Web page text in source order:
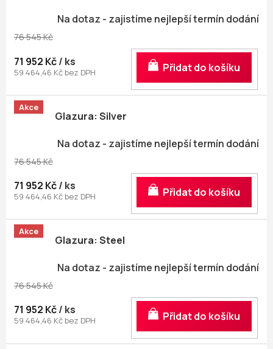
76 545 Kč
71 952 Kč/ ks
59 464,46 Kč bez DPH
Na dotaz - zajistíme nejlepší termín dodání
Do košíku
Akce
Glazura: Silver
76 545 Kč
71 952 Kč/ ks
59 464,46 Kč bez DPH
Na dotaz - zajistíme nejlepší termín dodání
Do košíku
Akce
Glazura: Steel
76 545 Kč
71 952 Kč/ ks
59 464,46 Kč bez DPH
Na dotaz - zajistíme nejlepší termín dodání
Do košíku